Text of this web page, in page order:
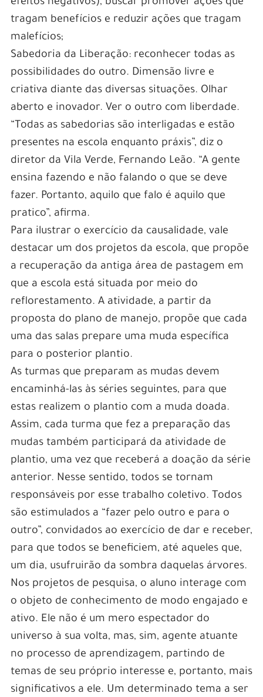
tragam benefícios e reduzir ações que tragam
malefícios;
Sabedoria da Liberação: reconhecer todas as
possibilidades do outro. Dimensão livre e
criativa diante das diversas situações. Olhar
aberto e inovador. Ver o outro com liberdade.
“Todas as sabedorias são interligadas e estão
presentes na escola enquanto práxis”, diz o
diretor da Vila Verde, Fernando Leão. “A gente
ensina fazendo e não falando o que se deve
fazer. Portanto, aquilo que falo é aquilo que
pratico”, afirma.
Para ilustrar o exercício da causalidade, vale
destacar um dos projetos da escola, que propõe
a recuperação da antiga área de pastagem em
que a escola está situada por meio do
reflorestamento. A atividade, a partir da
proposta do plano de manejo, propõe que cada
uma das salas prepare uma muda específica
para o posterior plantio.
As turmas que preparam as mudas devem
encaminhá-las às séries seguintes, para que
estas realizem o plantio com a muda doada.
Assim, cada turma que fez a preparação das
mudas também participará da atividade de
plantio, uma vez que receberá a doação da série
anterior. Nesse sentido, todos se tornam
responsáveis por esse trabalho coletivo. Todos
são estimulados a “fazer pelo outro e para o
outro”, convidados ao exercício de dar e receber,
para que todos se beneficiem, até aqueles que,
um dia, usufruirão da sombra daquelas árvores.
Nos projetos de pesquisa, o aluno interage com
o objeto de conhecimento de modo engajado e
ativo. Ele não é um mero espectador do
universo à sua volta, mas, sim, agente atuante
no processo de aprendizagem, partindo de
temas de seu próprio interesse e, portanto, mais
significativos a ele. Um determinado tema a ser